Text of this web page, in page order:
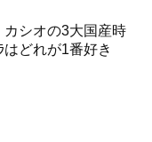
シオの3大国産時
どれが1番好き